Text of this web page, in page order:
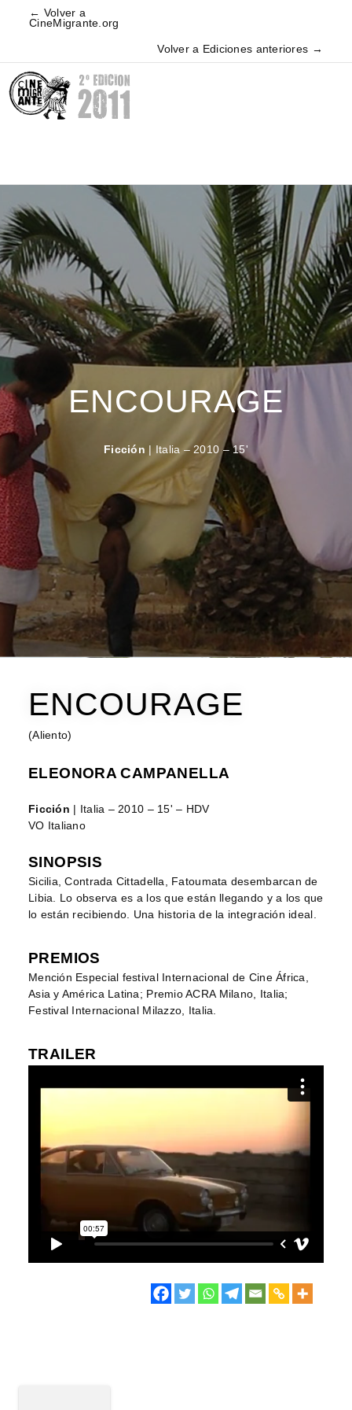
← Volver a
CineMigrante.org
Volver a Ediciones anteriores →
ENCOURAGE
Ficción | Italia – 2010 – 15'
ENCOURAGE
(Aliento)
ELEONORA CAMPANELLA
Ficción | Italia – 2010 – 15' – HDV
VO Italiano
SINOPSIS
Sicilia, Contrada Cittadella, Fatoumata desembarcan de
Libia. Lo observa es a los que están llegando y a los que
lo están recibiendo. Una historia de la integración ideal.
PREMIOS
Mención Especial festival Internacional de Cine África,
Asia y América Latina; Premio ACRA Milano, Italia;
Festival Internacional Milazzo, Italia.
TRAILER